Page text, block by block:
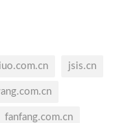
jsis.cn
fanfang.com.cn